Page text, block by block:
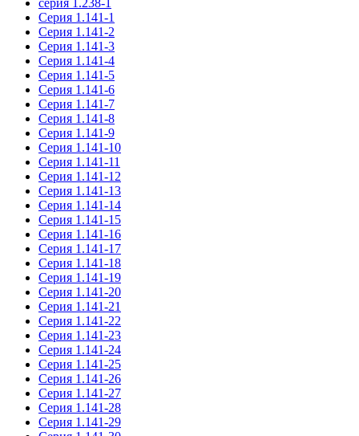
Серия 1.141-1
Серия 1.141-2
Серия 1.141-3
Серия 1.141-4
Серия 1.141-5
Серия 1.141-6
Серия 1.141-7
Серия 1.141-8
Серия 1.141-9
Серия 1.141-10
Серия 1.141-11
Серия 1.141-12
Серия 1.141-13
Серия 1.141-14
Серия 1.141-15
Серия 1.141-16
Серия 1.141-17
Серия 1.141-18
Серия 1.141-19
Серия 1.141-20
Серия 1.141-21
Серия 1.141-22
Серия 1.141-23
Серия 1.141-24
Серия 1.141-25
Серия 1.141-26
Серия 1.141-27
Серия 1.141-28
Серия 1.141-29